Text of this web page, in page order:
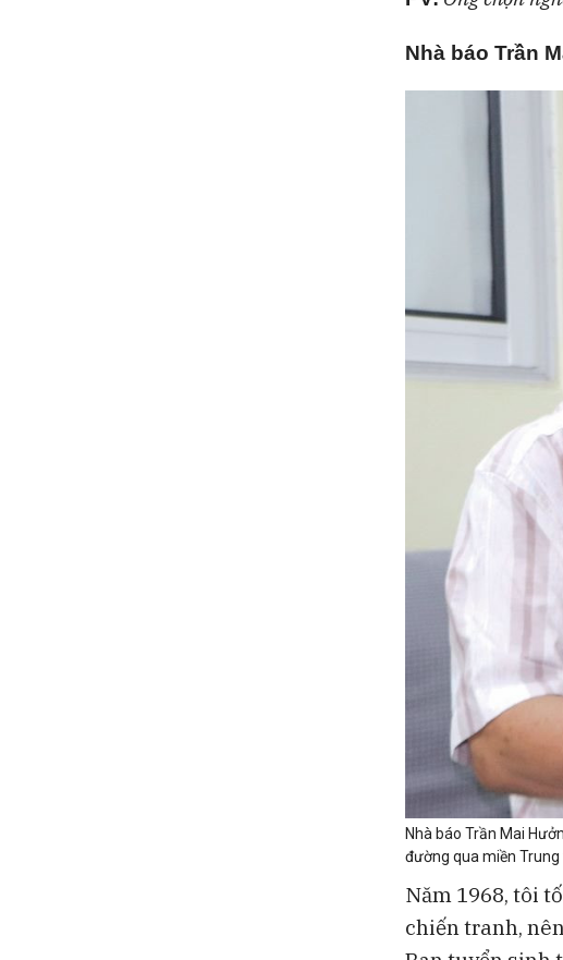
Nhà báo Trần
Nhà báo Trần Mai
đường qua miền Trung
Năm 1968, tôi
chiến tranh,